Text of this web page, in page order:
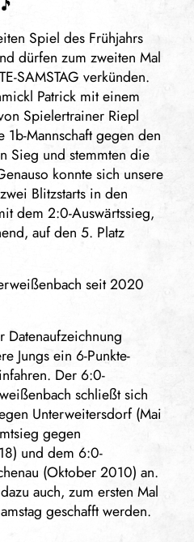
Spiel des Frühjahrs
dürfen zum zweiten Mal
SAMSTAG verkünden.
Patrick mit einem
Spielertrainer Riepl
1b-Mannschaft gegen den
Sieg und stemmten die
konnte sich unsere
Blitzstarts in den
dem 2:0-Auswärtssieg,
auf den 5. Platz
seit 2020
Datenaufzeichnung
Jungs ein 6-Punkte-
Der 6:0-
schließt sich
Unterweitersdorf (Mai
gegen
und dem 6:0-
(Oktober 2010) an.
auch, zum ersten Mal
geschafft werden.